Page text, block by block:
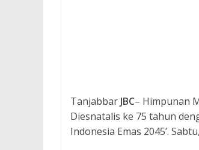
Tanjabbar JBC– Himpunan
Diesnatalis ke 75 tahun
Indonesia Emas 2045’.